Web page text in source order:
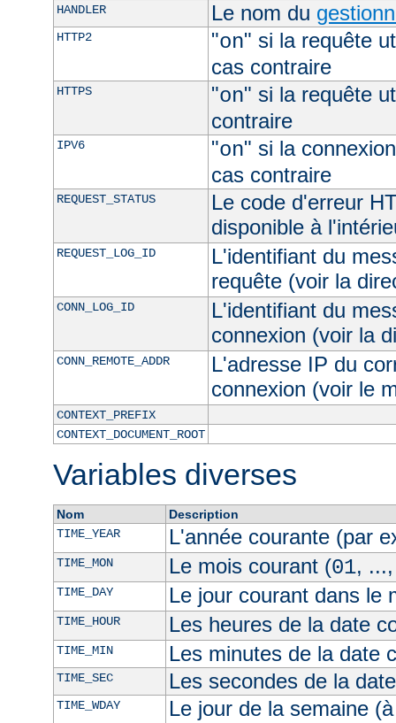
HANDLER Le nom du
HTTP2 "on" si la requête
cas contraire
HTTPS "on" si la requête
contraire
IPV6 "on" si la
cas contraire
REQUEST_STATUS
Le code d'erreur
disponible à
REQUEST_LOG_ID
L'identifiant du
requête (voir la
CONN_LOG_ID
L'identifiant du
connexion (voir la
CONN_REMOTE_ADDR
L'adresse IP du
connexion (voir le
CONTEXT_PREFIX
CONTEXT_DOCUMENT_ROOT
Variables diverses
Nom
Description
TIME_YEAR
L'année courante (par
TIME_MON Le mois courant (01,
TIME_DAY Le jour courant dans le
TIME_HOUR Les heures de la date
TIME_MIN Les minutes de la date
TIME_SEC Les secondes de la
TIME_WDAY Le jour de la semaine